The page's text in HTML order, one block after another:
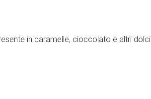
in caramelle, cioccolato e altri dolci